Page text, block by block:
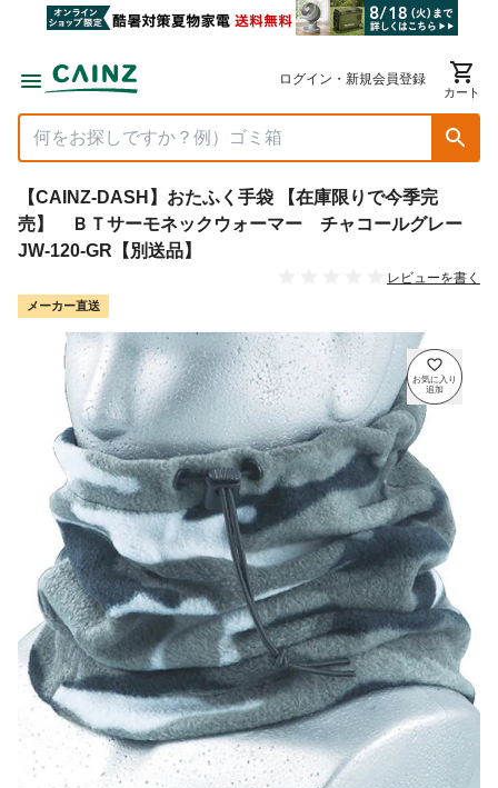
ログイン・新規会員登録
カート
【CAINZ-DASH】おたふく手袋 【在庫限りで今季完
売】 ＢＴサーモネックウォーマー チャコールグレー
JW-120-GR【別送品】
レビューを書く
メーカー直送